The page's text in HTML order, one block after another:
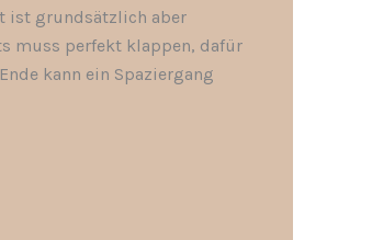
ist grundsätzlich aber
muss perfekt klappen, dafür
kann ein Spaziergang